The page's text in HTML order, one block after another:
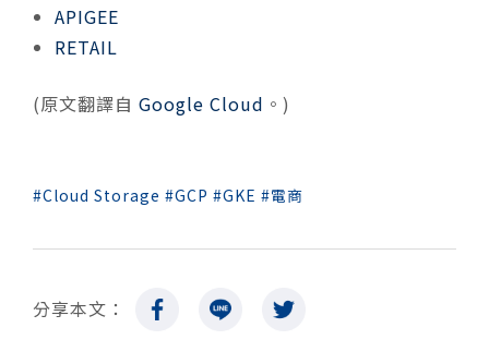
APIGEE
RETAIL
(原文翻譯自 Google Cloud 。)
Cloud Storage GCP GKE 電商
分享本文：